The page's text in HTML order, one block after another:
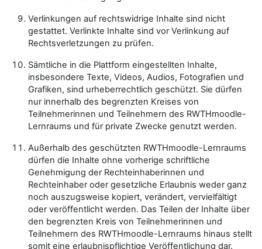
Verlinkungen auf rechtswidrige Inhalte sind nicht
gestattet. Verlinkte Inhalte sind vor Verlinkung auf
Rechtsverletzungen zu prüfen.
Sämtliche in die Plattform eingestellten Inhalte,
insbesondere Texte, Videos, Audios, Fotografien und
Grafiken, sind urheberrechtlich geschützt. Sie dürfen
nur innerhalb des begrenzten Kreises von
Teilnehmerinnen und Teilnehmern des RWTHmoodle-
Lernraums und für private Zwecke genutzt werden.
Außerhalb des geschützten RWTHmoodle-Lernraums
dürfen die Inhalte ohne vorherige schriftliche
Genehmigung der Rechteinhaberinnen und
Rechteinhaber oder gesetzliche Erlaubnis weder ganz
noch auszugsweise kopiert, verändert, vervielfältigt
oder veröffentlicht werden. Das Teilen der Inhalte über
den begrenzten Kreis von Teilnehmerinnen und
Teilnehmern des RWTHmoodle-Lernraums hinaus stellt
somit eine erlaubnispflichtige Veröffentlichung dar.